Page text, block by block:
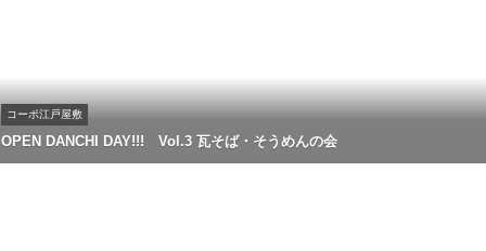
コーポ江戸屋敷
OPEN DANCHI DAY!!! Vol.3 瓦そば・そうめんの会